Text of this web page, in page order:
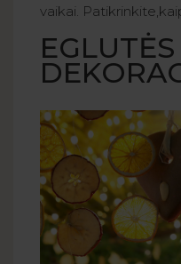
vaikai.
EGLUTĖS